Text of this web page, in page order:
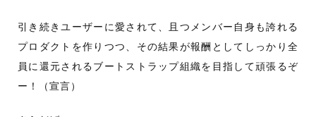
引き続きユーザーに愛されて、且つメンバー自身も誇れる
プロダクトを作りつつ、その結果が報酬としてしっかり全
員に還元されるブートストラップ組織を目指して頑張るぞ
ー！（宣言）